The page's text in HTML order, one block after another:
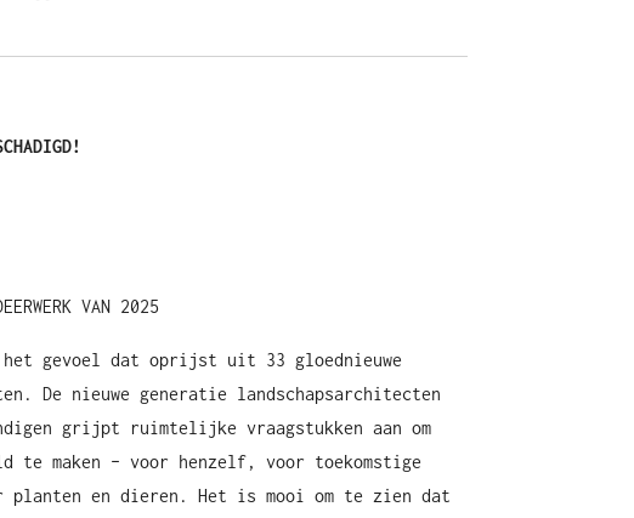
VAN 2025
gevoel dat oprijst uit 33 gloednieuwe
De nieuwe generatie landschapsarchitecten
grijpt ruimtelijke vraagstukken aan om
te maken – voor henzelf, voor toekomstige
planten en dieren. Het is mooi om te zien dat